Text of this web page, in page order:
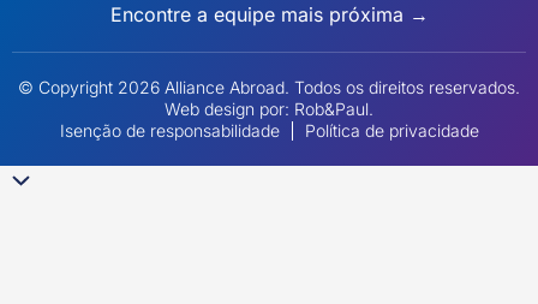
Encontre a equipe mais próxima →
© Copyright 2026 Alliance Abroad. Todos os direitos reservados.
Web design por: Rob&Paul.
Isenção de responsabilidade
Política de privacidade